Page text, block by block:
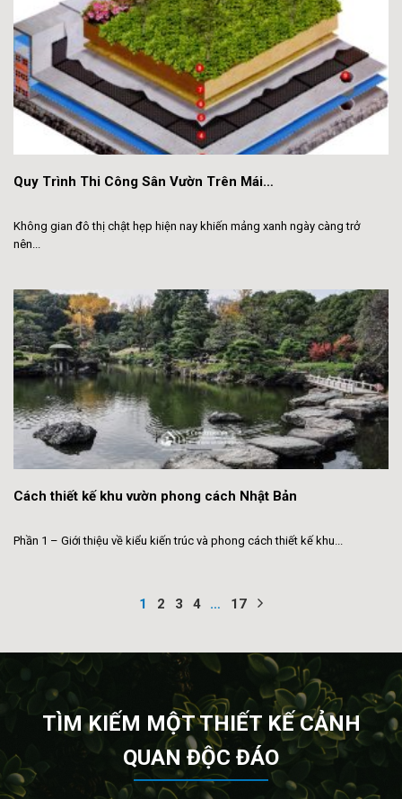
Quy Trình Thi Công Sân Vườn Trên Mái…
Không gian đô thị chật hẹp hiện nay khiến mảng xanh ngày càng trở
nên...
Cách thiết kế khu vườn phong cách Nhật Bản
Phần 1 – Giới thiệu về kiểu kiến trúc và phong cách thiết kế khu...
1 2 3 4 … 17
TÌM KIẾM MỘT THIẾT KẾ CẢNH
QUAN ĐỘC ĐÁO